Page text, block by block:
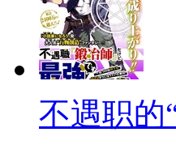
不遇职的